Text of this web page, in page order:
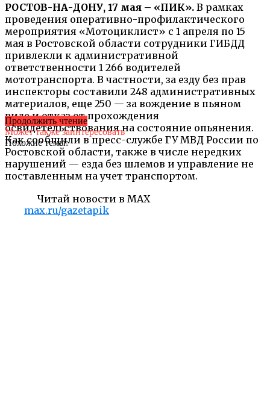
РОСТОВ-НА-ДОНУ, 17 мая – «ПИК». В рамках
проведения оперативно-профилактического
мероприятия «Мотоциклист» с 1 апреля по 15
мая в Ростовской области сотрудники ГИБДД
привлекли к административной
ответственности 1 266 водителей
мототранспорта. В частности, за езду без прав
инспекторы составили 248 административных
материалов, еще 250 — за вождение в пьяном
виде и отказ от прохождения
освидетельствования на состояние опьянения.
Как сообщили в пресс-службе ГУ МВД России по
Ростовской области, также в числе нередких
нарушений — езда без шлемов и управление не
поставленным на учет транспортом.
Читай новости в MAX
max.ru/gazetapik
Продолжить чтение
Может также заинтересовать
Похожие темы: